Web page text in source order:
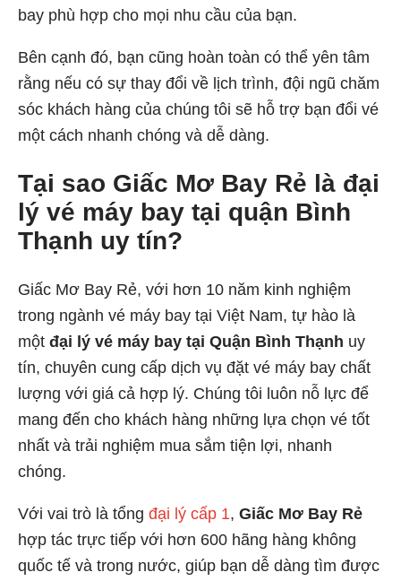
bay phù hợp cho mọi nhu cầu của bạn.
Bên cạnh đó, bạn cũng hoàn toàn có thể yên tâm
rằng nếu có sự thay đổi về lịch trình, đội ngũ chăm
sóc khách hàng của chúng tôi sẽ hỗ trợ bạn đổi vé
một cách nhanh chóng và dễ dàng.
Tại sao Giấc Mơ Bay Rẻ là đại
lý vé máy bay tại quận Bình
Thạnh uy tín?
Giấc Mơ Bay Rẻ, với hơn 10 năm kinh nghiệm
trong ngành vé máy bay tại Việt Nam, tự hào là
một đại lý vé máy bay tại Quận Bình Thạnh uy
tín, chuyên cung cấp dịch vụ đặt vé máy bay chất
lượng với giá cả hợp lý. Chúng tôi luôn nỗ lực để
mang đến cho khách hàng những lựa chọn vé tốt
nhất và trải nghiệm mua sắm tiện lợi, nhanh
chóng.
Với vai trò là tổng đại lý cấp 1, Giấc Mơ Bay Rẻ
hợp tác trực tiếp với hơn 600 hãng hàng không
quốc tế và trong nước, giúp bạn dễ dàng tìm được